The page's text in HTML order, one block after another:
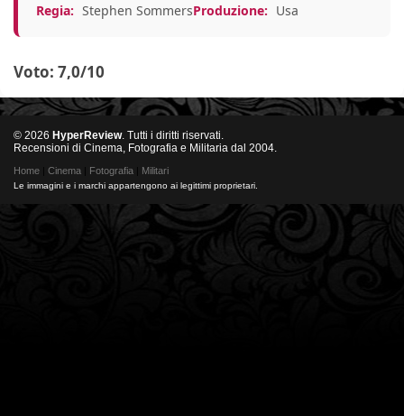
Regia: Stephen SommersProduzione: Usa
Voto: 7,0/10
© 2026 HyperReview. Tutti i diritti riservati.
Recensioni di Cinema, Fotografia e Militaria dal 2004.
Home Cinema Fotografia Militari
Le immagini e i marchi appartengono ai legittimi proprietari.